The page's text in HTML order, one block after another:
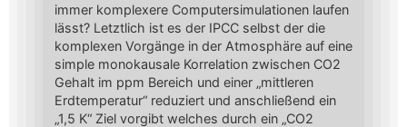
immer komplexere Computersimulationen laufen
lässt? Letztlich ist es der IPCC selbst der die
komplexen Vorgänge in der Atmosphäre auf eine
simple monokausale Korrelation zwischen CO2
Gehalt im ppm Bereich und einer „mittleren
Erdtemperatur“ reduziert und anschließend ein
„1,5 K“ Ziel vorgibt welches durch ein „CO2